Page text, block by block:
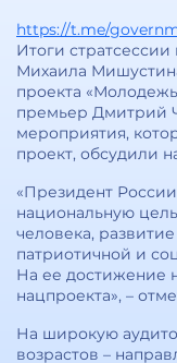
https://t.me/
Итоги
Михаила
проекта
премьер Дмитрий
мероприятия,
проект, обсудили
«Президент
национальную
человека,
патриотичной и
На ее достижение
нацпроекта», –
На широкую
возрастов –